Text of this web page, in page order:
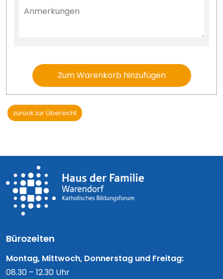
Zum Warenkorb hinzufügen
zurück zur Übersicht
Bürozeiten
Montag, Mittwoch, Donnerstag und Freitag:
08.30 – 12.30 Uhr